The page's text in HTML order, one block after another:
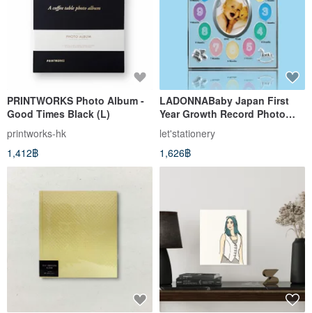
PRINTWORKS Photo Album -
Good Times Black (L)
printworks-hk
1,412฿
LADONNABaby Japan First
Year Growth Record Photo
Frame / Blue MO
let'stationery
1,626฿